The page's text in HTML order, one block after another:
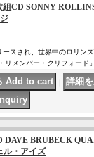
組CD SONNY
スされ、世界中のロリン
メンバー・クリフォード
DAVE BRUBECK
ル・アイズ